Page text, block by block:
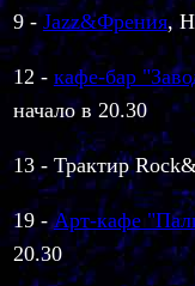
9 -Jazz&Френия,
12 - кафе-бар
начало в 20.30
13 - Трактир
19 -Арт-кафе
20.30